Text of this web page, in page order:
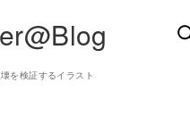
を検証するイラスト